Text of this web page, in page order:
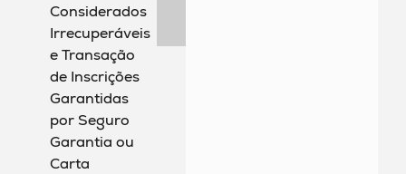
Considerados
Irrecuperáveis
e Transação
de Inscrições
Garantidas
por Seguro
Garantia ou
Carta